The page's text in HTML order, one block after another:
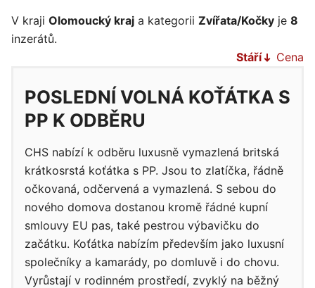
V kraji Olomoucký kraj a kategorii Zvířata/Kočky je 8
inzerátů.
Stáří
Cena
POSLEDNÍ VOLNÁ KOŤÁTKA S
PP K ODBĚRU
CHS nabízí k odběru luxusně vymazlená britská
krátkosrstá koťátka s PP. Jsou to zlatíčka, řádně
očkovaná, odčervená a vymazlená. S sebou do
nového domova dostanou kromě řádné kupní
smlouvy EU pas, také pestrou výbavičku do
začátku. Koťátka nabízím především jako luxusní
společníky a kamarády, po domluvě i do chovu.
Vyrůstají v rodinném prostředí, zvyklý na běžný